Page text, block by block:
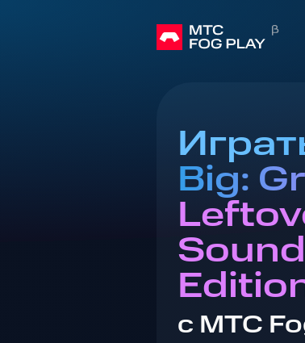
Big:
с МТС